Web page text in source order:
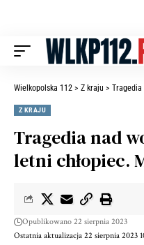
Wielkopolska 112 > Z kraju > Tragedia
Z KRAJU
Tragedia nad
letni chłopiec.
Ostatnia aktualizacja 22 sierpnia 2023
Opublikowano 22 sierpnia 2023